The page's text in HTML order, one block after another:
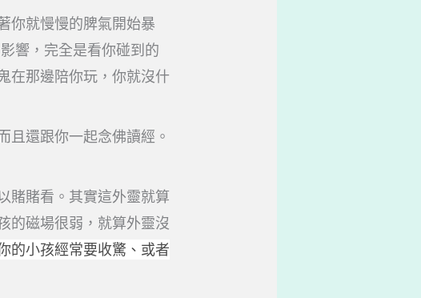
你就慢慢的脾氣開始暴
響，完全是看你碰到的
在那邊陪你玩，你就沒什
且還跟你一起念佛讀經。
賭賭看。其實這外靈就算
的磁場很弱，就算外靈沒
的小孩經常要收驚、或者